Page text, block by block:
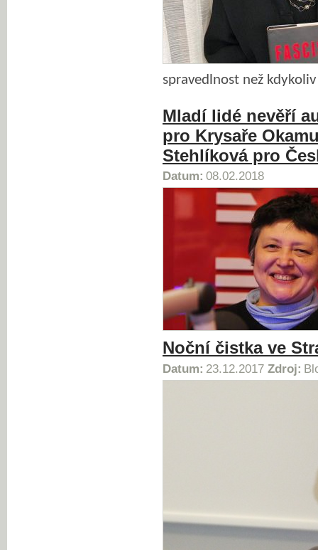
spravedlnost než
Mladí lidé nevěří
pro Krysaře
Stehlíková pro
Datum: 08.02.2018
Noční čistka ve
Datum: 23.12.2017 Zdroj: